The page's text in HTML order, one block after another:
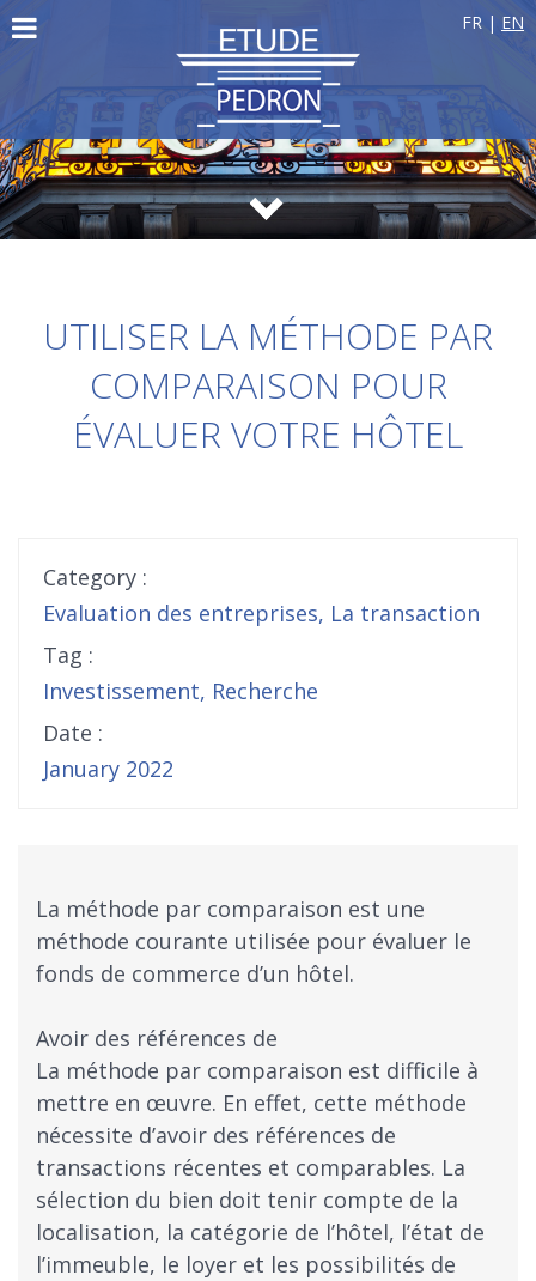
FR | EN
UTILISER LA MÉTHODE PAR
COMPARAISON POUR
ÉVALUER VOTRE HÔTEL
Category :
Evaluation des entreprises, La transaction
Tag :
Investissement, Recherche
Date :
January 2022
La méthode par comparaison est une
méthode courante utilisée pour évaluer le
fonds de commerce d’un hôtel.
Avoir des références de
La méthode par comparaison est difficile à
mettre en œuvre. En effet, cette méthode
nécessite d’avoir des références de
transactions récentes et comparables. La
sélection du bien doit tenir compte de la
localisation, la catégorie de l’hôtel, l’état de
l’immeuble, le loyer et les possibilités de